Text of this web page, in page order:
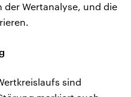
der Wertanalyse, und die
sind